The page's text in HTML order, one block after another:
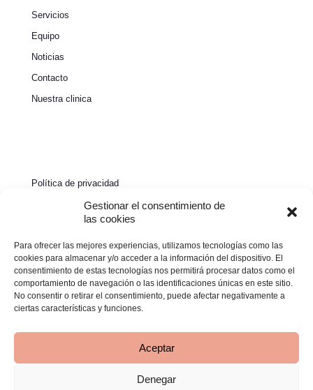
Gestionar el consentimiento de
las cookies
Para ofrecer las mejores experiencias, utilizamos tecnologías como las
cookies para almacenar y/o acceder a la información del dispositivo. El
consentimiento de estas tecnologías nos permitirá procesar datos como el
comportamiento de navegación o las identificaciones únicas en este sitio.
No consentir o retirar el consentimiento, puede afectar negativamente a
ciertas características y funciones.
Aceptar
Denegar
Servicios
Equipo
Noticias
Contacto
Nuestra clinica
Política de privacidad
Política de cookies
Declaración de accesibilidad